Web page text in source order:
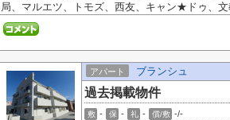
局、マルエツ、トモズ、西友、キャン★ドゥ、
アパート ブランシュ
過去掲載物件
敷 - 保 - 礼 - 償/敷 -/-